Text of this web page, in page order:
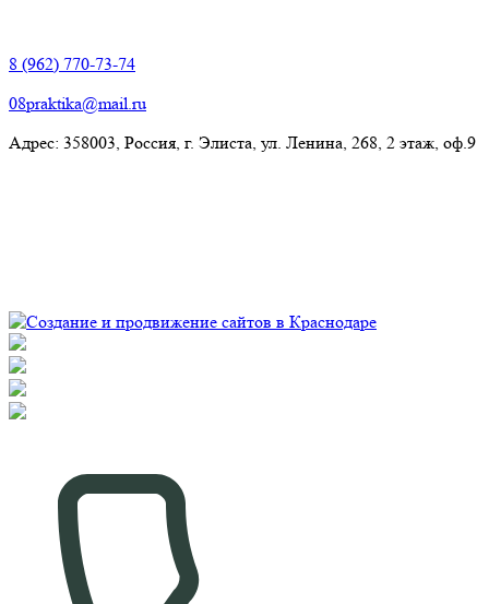
8 (962) 770-73-74
08praktika@mail.ru
Адрес:​ 358003, Россия, г. Элиста, ул. Ленина, 268, 2 этаж, оф.9